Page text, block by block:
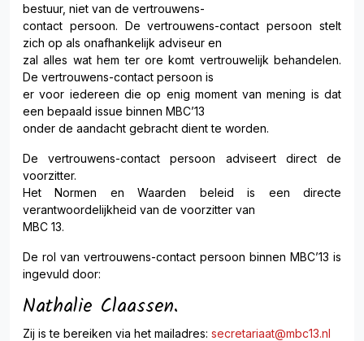
bestuur, niet van de vertrouwens-
contact persoon. De vertrouwens-contact persoon stelt
zich op als onafhankelijk adviseur en
zal alles wat hem ter ore komt vertrouwelijk behandelen.
De vertrouwens-contact persoon is
er voor iedereen die op enig moment van mening is dat
een bepaald issue binnen MBC’13
onder de aandacht gebracht dient te worden.
De vertrouwens-contact persoon adviseert direct de
voorzitter.
Het Normen en Waarden beleid is een directe
verantwoordelijkheid van de voorzitter van
MBC 13.
De rol van vertrouwens-contact persoon binnen MBC’13 is
ingevuld door:
Nathalie Claassen.
Zij is te bereiken via het mailadres: secretariaat@mbc13.nl